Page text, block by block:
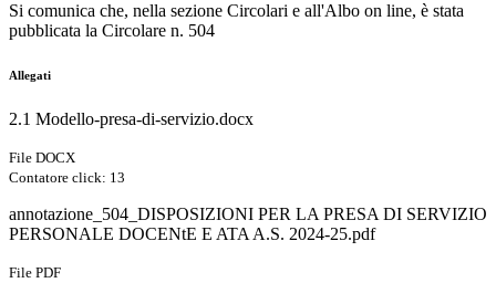
Si comunica che, nella sezione Circolari e all'Albo on line, è stata
pubblicata la Circolare n. 504
Allegati
2.1 Modello-presa-di-servizio.docx
File DOCX
Contatore click: 13
annotazione_504_DISPOSIZIONI PER LA PRESA DI SERVIZIO
PERSONALE DOCENtE E ATA A.S. 2024-25.pdf
File PDF